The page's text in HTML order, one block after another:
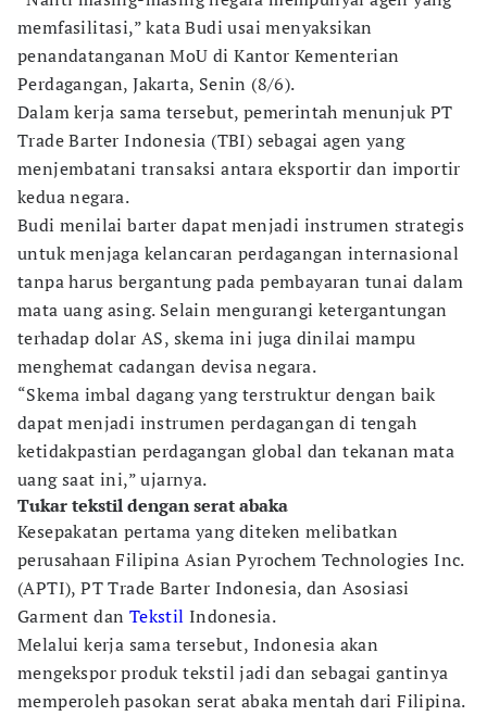
memfasilitasi,” kata Budi usai menyaksikan
penandatanganan MoU di Kantor Kementerian
Perdagangan, Jakarta, Senin (8/6).
Dalam kerja sama tersebut, pemerintah menunjuk PT
Trade Barter Indonesia (TBI) sebagai agen yang
menjembatani transaksi antara eksportir dan importir
kedua negara.
Budi menilai barter dapat menjadi instrumen strategis
untuk menjaga kelancaran perdagangan internasional
tanpa harus bergantung pada pembayaran tunai dalam
mata uang asing. Selain mengurangi ketergantungan
terhadap dolar AS, skema ini juga dinilai mampu
menghemat cadangan devisa negara.
“Skema imbal dagang yang terstruktur dengan baik
dapat menjadi instrumen perdagangan di tengah
ketidakpastian perdagangan global dan tekanan mata
uang saat ini,” ujarnya.
Tukar tekstil dengan serat abaka
Kesepakatan pertama yang diteken melibatkan
perusahaan Filipina Asian Pyrochem Technologies Inc.
(APTI), PT Trade Barter Indonesia, dan Asosiasi
Garment dan Tekstil Indonesia.
Melalui kerja sama tersebut, Indonesia akan
mengekspor produk tekstil jadi dan sebagai gantinya
memperoleh pasokan serat abaka mentah dari Filipina.